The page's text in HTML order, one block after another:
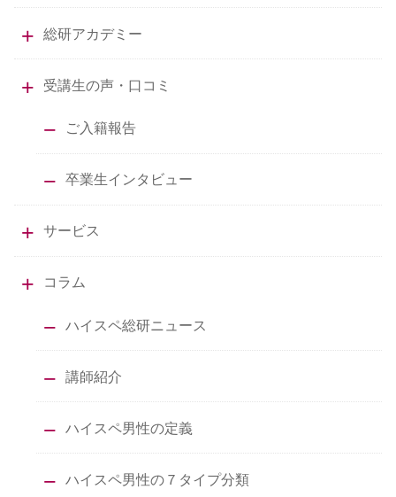
総研アカデミー
受講生の声・口コミ
ご入籍報告
卒業生インタビュー
サービス
コラム
ハイスペ総研ニュース
講師紹介
ハイスペ男性の定義
ハイスペ男性の７タイプ分類